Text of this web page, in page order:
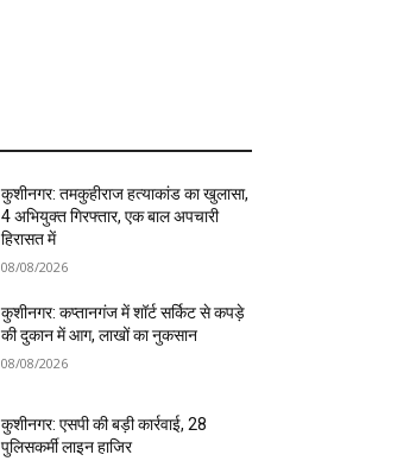
कुशीनगर: तमकुहीराज हत्याकांड का खुलासा,
4 अभियुक्त गिरफ्तार, एक बाल अपचारी
हिरासत में
08/08/2026
कुशीनगर: कप्तानगंज में शॉर्ट सर्किट से कपड़े
की दुकान में आग, लाखों का नुकसान
08/08/2026
कुशीनगर: एसपी की बड़ी कार्रवाई, 28
पुलिसकर्मी लाइन हाजिर